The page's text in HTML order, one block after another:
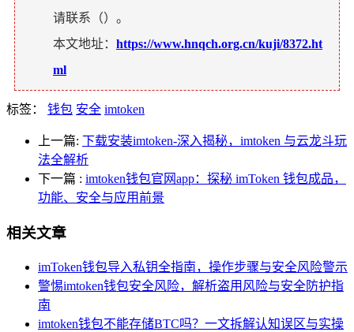
请联系（）。
本文地址： https://www.hnqch.org.cn/kuji/8372.ht
ml
标签： 钱包 安全 imtoken
上一篇: 下载安装imtoken-深入揭秘，imtoken 与云龙斗玩
法全解析
下一篇 : imtoken钱包官网app：探秘 imToken 钱包成品，
功能、安全与应用前景
相关文章
imToken钱包导入私钥全指南，操作步骤与安全风险警示
警惕imtoken钱包安全风险，解析盗用风险与安全防护指
南
imtoken钱包不能存储BTC吗？一文拆解认知误区与实操